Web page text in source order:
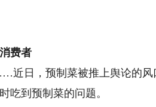
费者
日，预制菜被推上舆论的风
吃到预制菜的问题。